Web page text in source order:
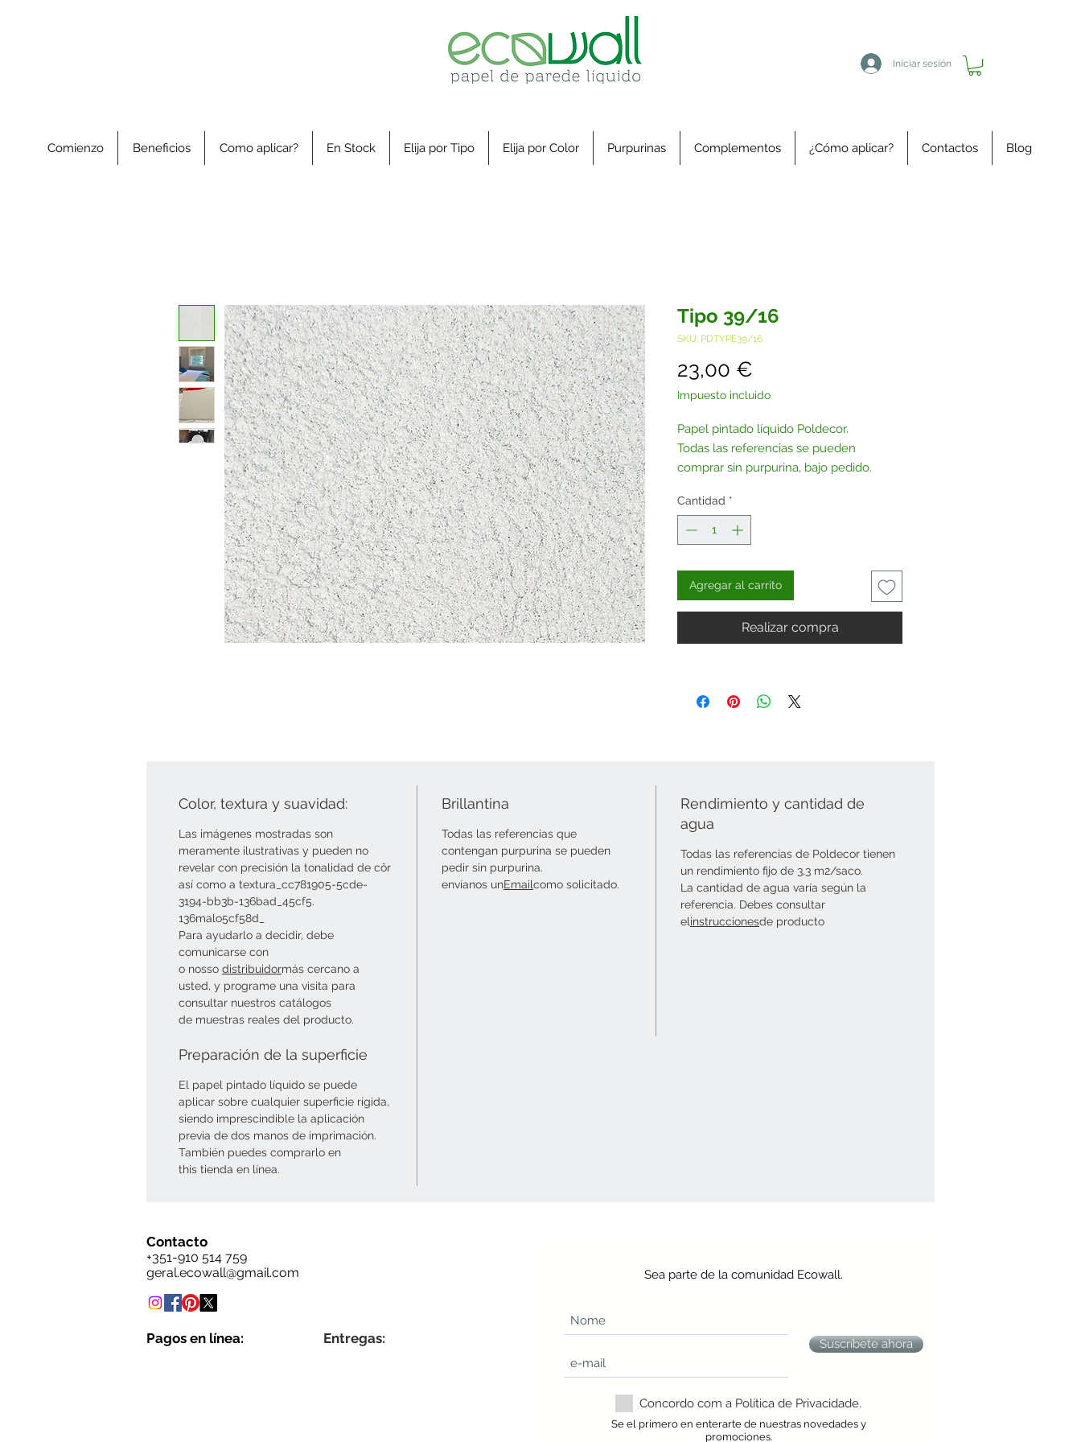
Iniciar sesión
Comienzo Beneficios Como aplicar? En Stock Elija por Tipo Elija por Color Purpurinas Complementos ¿Cómo aplicar? Contactos Blog
Tipo 39/16
SKU: PDTYPE39/16
23,00 €
Impuesto incluido
Papel pintado líquido Poldecor.
Todas las referencias se pueden
comprar sin purpurina, bajo pedido.
Cantidad *
Agregar al carrito
Realizar compra
Color, textura y suavidad:
Las imágenes mostradas son
meramente ilustrativas y pueden no
revelar con precisión la tonalidad de côr
así como a textura_cc781905-5cde-
3194-bb3b-136bad_45cf5.
136malo5cf58d_
Para ayudarlo a decidir, debe
comunicarse con
o nosso distribuidormás cercano a
usted, y programe una visita para
consultar nuestros catálogos
de muestras reales del producto.
Brillantina
Todas las referencias que
contengan purpurina se pueden
pedir sin purpurina.
envíanos unEmailcomo solicitado.
Rendimiento y cantidad de
agua
Todas las referencias de Poldecor tienen
un rendimiento fijo de 3,3 m2/saco.
La cantidad de agua varía según la
referencia. Debes consultar
elinstruccionesde producto
Preparación de la superficie
El papel pintado líquido se puede
aplicar sobre cualquier superficie rígida,
siendo imprescindible la aplicación
previa de dos manos de imprimación.
También puedes comprarlo en
this tienda en línea.
Contacto
+351-910 514 759
geral.ecowall@gmail.com
Pagos en línea: Entregas:
Sea parte de la comunidad Ecowall.
Suscríbete ahora
Concordo com a Política de Privacidade.
Se el primero en enterarte de nuestras novedades y
promociones.